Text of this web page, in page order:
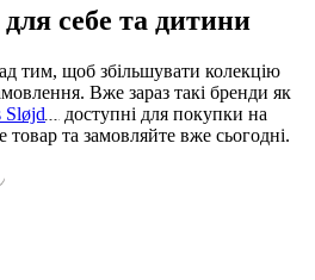
себе та дитини
тим, щоб збільшувати колекцію
Вже зараз такі бренди як
Sløjd
доступні для покупки на
товар та замовляйте вже сьогодні.